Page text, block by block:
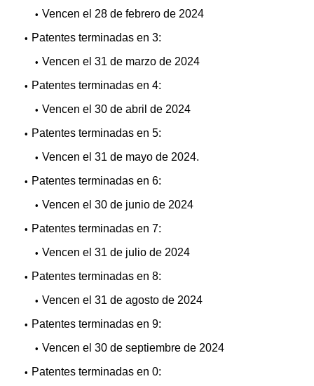
Vencen el 28 de febrero de 2024
Patentes terminadas en 3:
Vencen el 31 de marzo de 2024
Patentes terminadas en 4:
Vencen el 30 de abril de 2024
Patentes terminadas en 5:
Vencen el 31 de mayo de 2024.
Patentes terminadas en 6:
Vencen el 30 de junio de 2024
Patentes terminadas en 7:
Vencen el 31 de julio de 2024
Patentes terminadas en 8:
Vencen el 31 de agosto de 2024
Patentes terminadas en 9:
Vencen el 30 de septiembre de 2024
Patentes terminadas en 0: